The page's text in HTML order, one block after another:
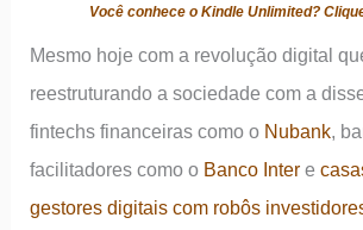
Você conhece o Kindle Unlimited?
Mesmo hoje com a revolução digital
reestruturando a sociedade com a
fintechs financeiras como o Nubank,
facilitadores como o Banco Inter e
gestores digitais com robôs